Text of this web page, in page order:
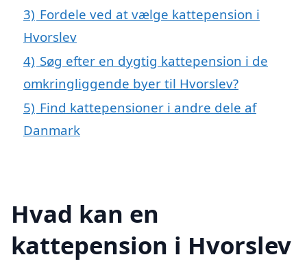
3) Fordele ved at vælge kattepension i
Hvorslev
4) Søg efter en dygtig kattepension i de
omkringliggende byer til Hvorslev?
5) Find kattepensioner i andre dele af
Danmark
Hvad kan en
kattepension i Hvorslev